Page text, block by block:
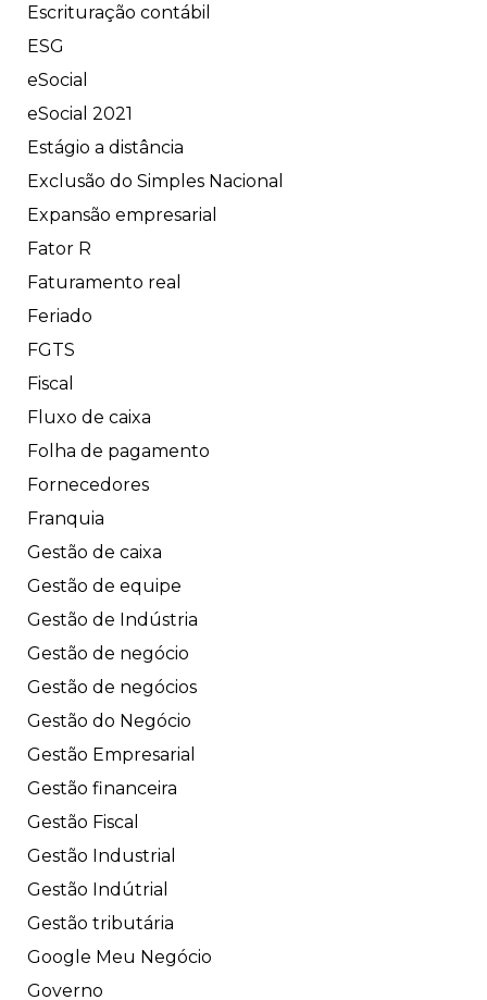
Escrituração contábil
ESG
eSocial
eSocial 2021
Estágio a distância
Exclusão do Simples Nacional
Expansão empresarial
Fator R
Faturamento real
Feriado
FGTS
Fiscal
Fluxo de caixa
Folha de pagamento
Fornecedores
Franquia
Gestão de caixa
Gestão de equipe
Gestão de Indústria
Gestão de negócio
Gestão de negócios
Gestão do Negócio
Gestão Empresarial
Gestão financeira
Gestão Fiscal
Gestão Industrial
Gestão Indútrial
Gestão tributária
Google Meu Negócio
Governo